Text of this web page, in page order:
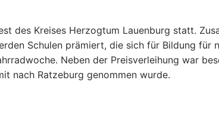
des Kreises Herzogtum Lauenburg statt.
Schulen prämiert, die sich für Bildung für
Neben der Preisverleihung war
nach Ratzeburg genommen wurde.